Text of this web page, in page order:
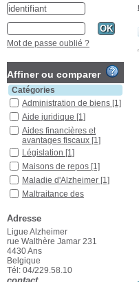
Mot de passe oublié ?
Affiner ou comparer
Catégories
Administration de biens [1]
Aide juridique [1]
Aides financières et
avantages fiscaux [1]
Législation [1]
Maisons de repos [1]
Maladie d'Alzheimer [1]
Maltraitance des
Personne atteinte de
Protection juridique
Refus de traitement
Santé de la personne
âgée[1]
Adresse
Ligue Alzheimer
rue Walthère Jamar 231
4430 Ans
Belgique
Tél: 04/229.58.10